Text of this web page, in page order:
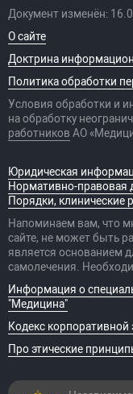
Документ изменён:
О сайте
Доктрина
Политика обработки
Условия обработки и
на обработку
работников АО
Юридическая
Нормативно-правовая
Порядки, клинические
Напоминаем вам, что
сайте, не может быть
является основанием
самолечения.
Информация о
"Медицина"
Кодекс корпоративной
Про этические